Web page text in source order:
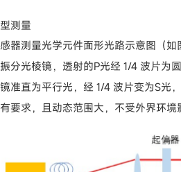
测量
器测量光学元件面形光路示意图（
分光棱镜，透射的P光经 1/4 波片为
准直为平行光，经 1/4 波片变为S光
要求，且动态范围大，不受外界环